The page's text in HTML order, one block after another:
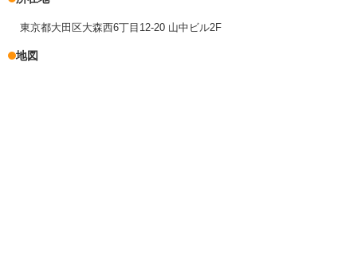
東京都大田区大森西6丁目12-20 山中ビル2F
地図